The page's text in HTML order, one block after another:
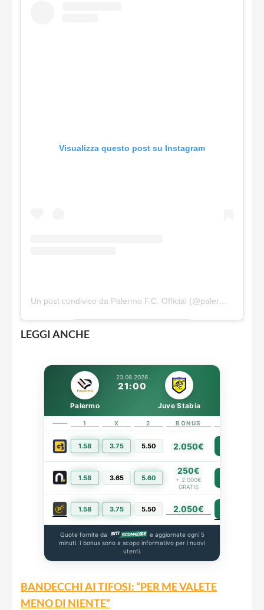
Visualizza questo post su Instagram
Un post condiviso da Palermo F.C. Official (@palermofficial)
LEGGI ANCHE
23.08.2026
21:00
Palermo Juve Stabia
1 X 2 BONUS
1.58 3.75 5.50 2.050€
1.58 3.65 5.60
250€
+ 2.000€
GRATIS
1.58 3.75 5.50 2.050€
Quote fornite da
e aggiornate ogni 5
minuti. I bonus sono a scopo informativo per i nuovi
utenti.
BANDECCHI AI TIFOSI: “PER ME VALETE
MENO DI NIENTE”